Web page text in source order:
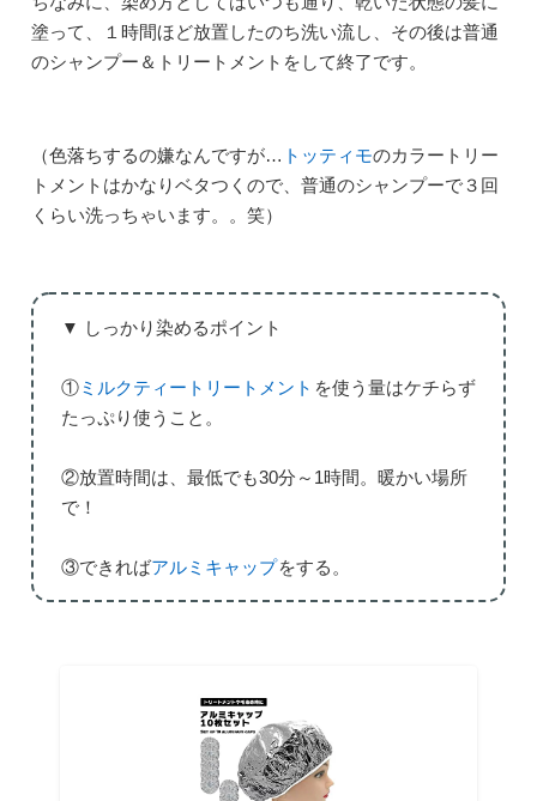
塗って、１時間ほど放置したのち洗い流し、その後は普通
のシャンプー＆トリートメントをして終了です。
（色落ちするの嫌なんですが… トッティモのカラートリー
トメントはかなりベタつくので、普通のシャンプーで３回
くらい洗っちゃいます。。笑）
▼ しっかり染めるポイント
①ミルクティートリートメント を使う量はケチらず
たっぷり使うこと。
②放置時間は、最低でも30分～1時間。暖かい場所
で！
③できればアルミキャップをする。